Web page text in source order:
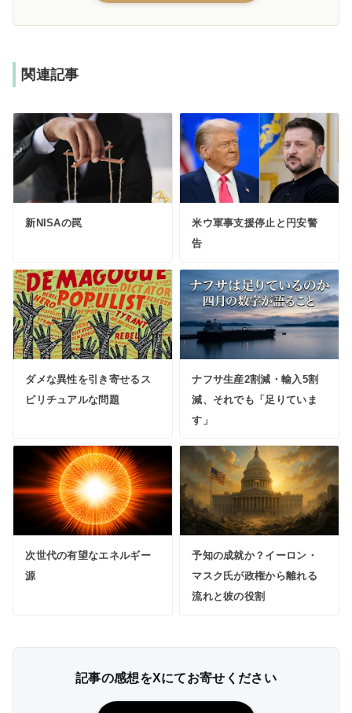
関連記事
新NISAの罠
米ウ軍事支援停止と円安警
告
ダメな異性を引き寄せるス
ピリチュアルな問題
ナフサ生産2割減・輸入5割
減、それでも「足りていま
す」
次世代の有望なエネルギー
源
予知の成就か？イーロン・
マスク氏が政権から離れる
流れと彼の役割
記事の感想をXにてお寄せください